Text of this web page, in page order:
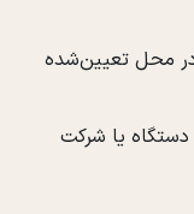
محل تعیین‌شده
یا شرکت